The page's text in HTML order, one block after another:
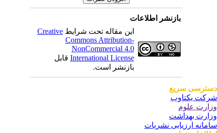
بازنشر اطلاعات
این مقاله تحت شرایطCreative
Commons Attribution-
NonCommercial 4.0
International Licenseقابل
بازنشر است.
سریع
یکتاوب
علوم
بهداشت
ارزیابی نشریات